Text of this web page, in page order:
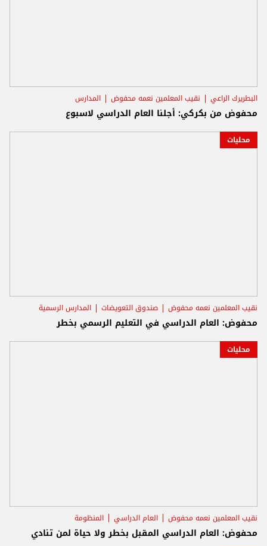
البطريرك الراعي نقيب المعلمين نعمه محفوض المدارس
محفوض من بكركي: أجلنا العام الدراسي لاسبوع
محليات
نقيب المعلمين نعمه محفوض صندوق التعويضات المدارس الرسمية
محفوض: العام الدراسي في التعليم الرسمي بخطر
محليات
نقيب المعلمين نعمه محفوض العام الدراسي المنظومة
محفوض: العام الدراسي المقبل بخطر ولا حياة لمن تنادي